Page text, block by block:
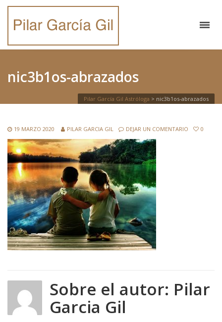
nic3b1os-abrazados
Pilar García Gil Astróloga > nic3b1os-abrazados
19 MARZO 2020 PILAR GARCIA GIL DEJAR UN COMENTARIO 0
Sobre el autor: Pilar
Garcia Gil